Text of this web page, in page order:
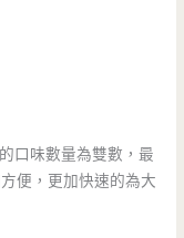
口味數量為雙數，最
便，更加快速的為大